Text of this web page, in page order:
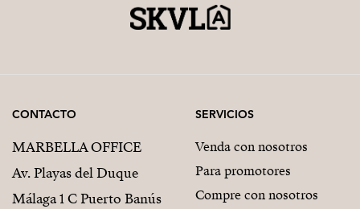
de nueva construcción, eficiente, con carácter y
rodeada de la tranquilidad del campo mallorquín, sin
CONTACTO
MARBELLA OFFICE
Av. Playas del Duque
Málaga 1 C Puerto Banús
SERVICIOS
Venda con nosotros
Para promotores
Compre con nosotros